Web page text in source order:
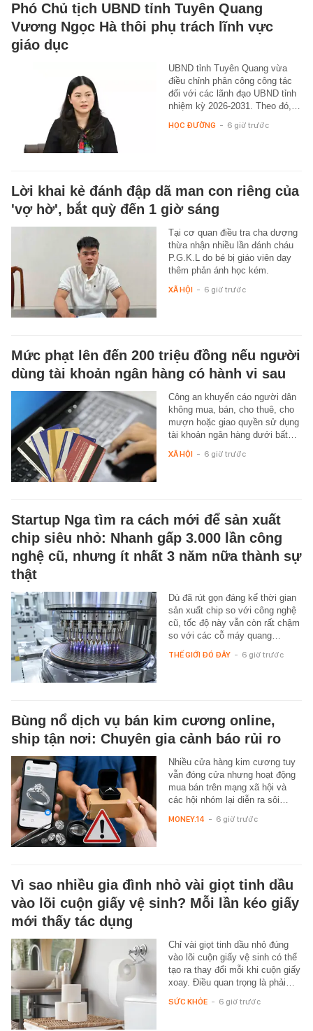
Phó Chủ tịch UBND tỉnh Tuyên Quang
Vương Ngọc Hà thôi phụ trách lĩnh vực
giáo dục
UBND tỉnh Tuyên Quang vừa
điều chỉnh phân công công tác
đối với các lãnh đạo UBND tỉnh
nhiệm kỳ 2026-2031. Theo đó,…
HỌC ĐƯỜNG - 6 giờ trước
Lời khai kẻ đánh đập dã man con riêng của
'vợ hờ', bắt quỳ đến 1 giờ sáng
Tại cơ quan điều tra cha dượng
thừa nhận nhiều lần đánh cháu
P.G.K.L do bé bị giáo viên dạy
thêm phản ánh học kém.
XÃ HỘI - 6 giờ trước
Mức phạt lên đến 200 triệu đồng nếu người
dùng tài khoản ngân hàng có hành vi sau
Công an khuyến cáo người dân
không mua, bán, cho thuê, cho
mượn hoặc giao quyền sử dụng
tài khoản ngân hàng dưới bất…
XÃ HỘI - 6 giờ trước
Startup Nga tìm ra cách mới để sản xuất
chip siêu nhỏ: Nhanh gấp 3.000 lần công
nghệ cũ, nhưng ít nhất 3 năm nữa thành sự
thật
Dù đã rút gọn đáng kể thời gian
sản xuất chip so với công nghệ
cũ, tốc độ này vẫn còn rất chậm
so với các cỗ máy quang…
THẾ GIỚI ĐÓ ĐÂY - 6 giờ trước
Bùng nổ dịch vụ bán kim cương online,
ship tận nơi: Chuyên gia cảnh báo rủi ro
Nhiều cửa hàng kim cương tuy
vẫn đóng cửa nhưng hoạt động
mua bán trên mạng xã hội và
các hội nhóm lại diễn ra sôi…
MONEY.14 - 6 giờ trước
Vì sao nhiều gia đình nhỏ vài giọt tinh dầu
vào lõi cuộn giấy vệ sinh? Mỗi lần kéo giấy
mới thấy tác dụng
Chỉ vài giọt tinh dầu nhỏ đúng
vào lõi cuộn giấy vệ sinh có thể
tạo ra thay đổi mỗi khi cuộn giấy
xoay. Điều quan trọng là phải…
SỨC KHỎE - 6 giờ trước